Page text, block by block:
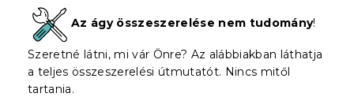
Az ágy összeszerelése nem tudomány!
Szeretné látni, mi vár Önre? Az alábbiakban láthatja
a teljes összeszerelési útmutatót. Nincs mitől
tartania.